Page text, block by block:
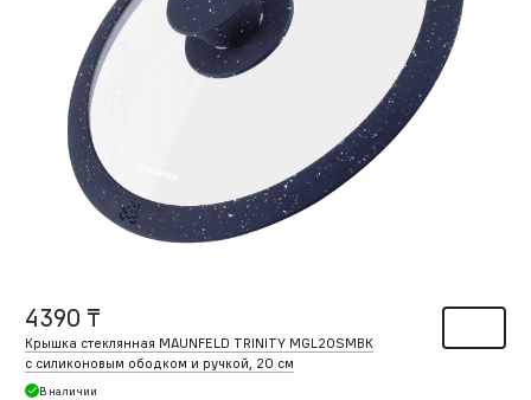
4390 ₸
Крышка стеклянная MAUNFELD TRINITY MGL20SMBK
с силиконовым ободком и ручкой, 20 см
В наличии